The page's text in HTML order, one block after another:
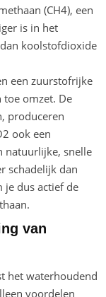
(CH4), een
is in het
koolstofdioxide
een zuurstofrijke
toe omzet. De
produceren
ook een
natuurlijke, snelle
schadelijk dan
je dus actief de
van
het waterhoudend
voordelen